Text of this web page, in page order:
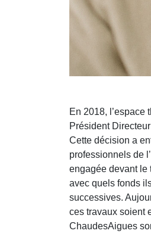
En 2018, l’espace
Président
Cette décision a
professionnels de
engagée devant le
avec quels fonds
successives.
ces travaux soient
ChaudesAigues